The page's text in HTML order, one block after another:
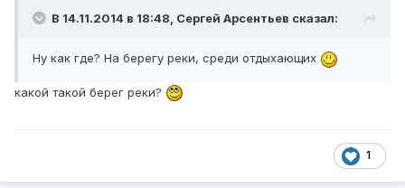
В 14.11.2014 в 18:48, Сергей Арсентьев сказал:
Ну как где? На берегу реки, среди отдыхающих
какой такой берег реки?
1